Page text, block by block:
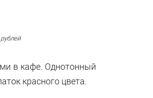
в кафе. Однотонный
красного цвета.